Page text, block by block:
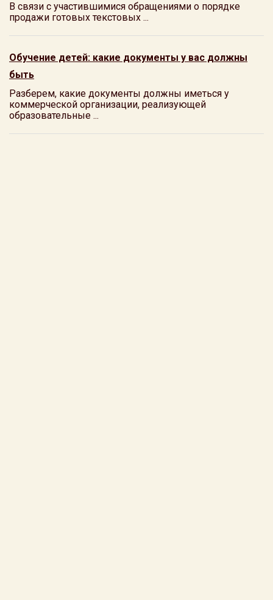
В связи с участившимися обращениями о порядке
продажи готовых текстовых ...
Обучение детей: какие документы у вас должны
быть
Разберем, какие документы должны иметься у
коммерческой организации, реализующей
образовательные ...